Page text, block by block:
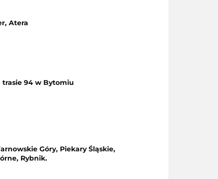
, Atera
94 w Bytomiu
Góry, Piekary Śląskie,
Rybnik.